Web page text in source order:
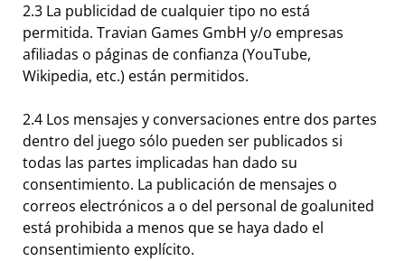
2.3 La publicidad de cualquier tipo no está
permitida. Travian Games GmbH y/o empresas
afiliadas o páginas de confianza (YouTube,
Wikipedia, etc.) están permitidos.
2.4 Los mensajes y conversaciones entre dos partes
dentro del juego sólo pueden ser publicados si
todas las partes implicadas han dado su
consentimiento. La publicación de mensajes o
correos electrónicos a o del personal de goalunited
está prohibida a menos que se haya dado el
consentimiento explícito.